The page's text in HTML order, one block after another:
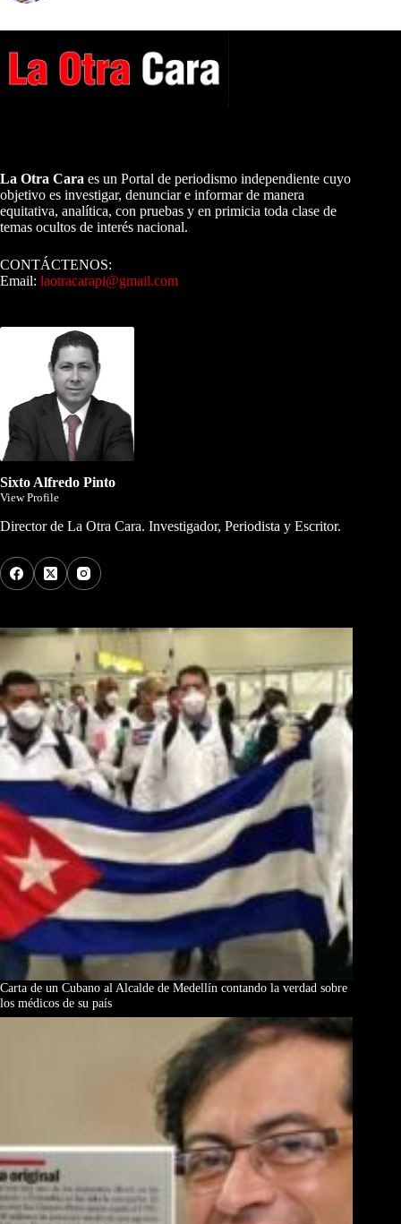
La Otra Cara es un Portal de periodismo independiente cuyo
objetivo es investigar, denunciar e informar de manera
equitativa, analítica, con pruebas y en primicia toda clase de
temas ocultos de interés nacional.
CONTÁCTENOS:
Email: laotracarapi@gmail.com
Sixto Alfredo Pinto
View Profile
Director de La Otra Cara. Investigador, Periodista y Escritor.
Carta de un Cubano al Alcalde de Medellín contando la verdad sobre
los médicos de su país